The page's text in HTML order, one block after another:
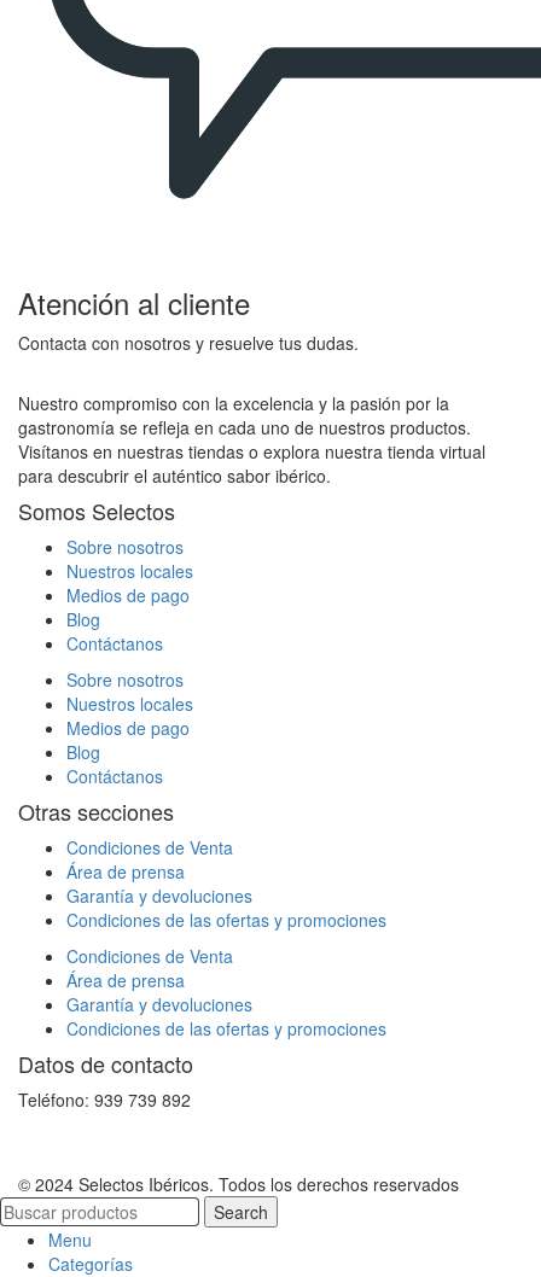
Atención al cliente
Contacta con nosotros y resuelve tus dudas.
Nuestro compromiso con la excelencia y la pasión por la
gastronomía se refleja en cada uno de nuestros productos.
Visítanos en nuestras tiendas o explora nuestra tienda virtual
para descubrir el auténtico sabor ibérico.
Somos Selectos
Sobre nosotros
Nuestros locales
Medios de pago
Blog
Contáctanos
Sobre nosotros
Nuestros locales
Medios de pago
Blog
Contáctanos
Otras secciones
Condiciones de Venta
Área de prensa
Garantía y devoluciones
Condiciones de las ofertas y promociones
Condiciones de Venta
Área de prensa
Garantía y devoluciones
Condiciones de las ofertas y promociones
Datos de contacto
Teléfono: 939 739 892
© 2024 Selectos Ibéricos. Todos los derechos reservados
Search
Menu
Categorías